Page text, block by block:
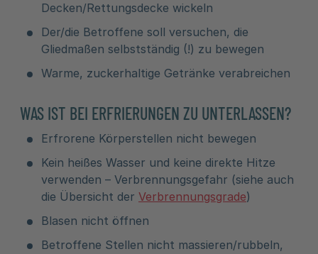
Decken/Rettungsdecke wickeln
Der/die Betroffene soll versuchen, die
Gliedmaßen selbstständig (!) zu bewegen
Warme, zuckerhaltige Getränke verabreichen
WAS IST BEI ERFRIERUNGEN ZU UNTERLASSEN?
Erfrorene Körperstellen nicht bewegen
Kein heißes Wasser und keine direkte Hitze
verwenden – Verbrennungsgefahr (siehe auch
die Übersicht der Verbrennungsgrade)
Blasen nicht öffnen
Betroffene Stellen nicht massieren/rubbeln,